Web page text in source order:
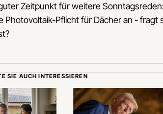
Zeitpunkt für weitere
Photovoltaik-Pflicht für Dächer an - fragt
SIE AUCH INTERESSIEREN